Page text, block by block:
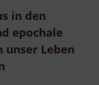
in den
epochale
unser Leben